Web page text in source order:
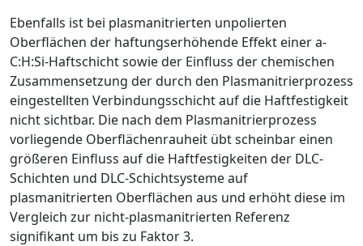
Ebenfalls ist bei plasmanitrierten unpolierten
Oberflächen der haftungserhöhende ­Effekt einer a-
C:H:Si-Haftschicht sowie der Einfluss der chemischen
Zusammensetzung der durch den Plasmanitrierprozess
eingestellten Verbindungsschicht auf die Haftfestigkeit
nicht sichtbar. Die nach dem Plasmani­trierprozess
vorliegende Oberflächenrauheit übt scheinbar einen
größeren Einfluss auf die Haftfestigkeiten der DLC-
Schichten und DLC-Schichtsysteme auf
plasmanitrierten Oberflächen aus und erhöht diese im
Vergleich zur nicht-plasmanitrierten Referenz
signifikant um bis zu Faktor 3.